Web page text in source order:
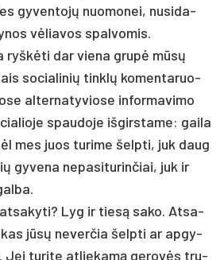
gy­ven­tojų nuo­mo­nei, nu­si­da­
vėlia­vos spal­vo­mis.
ryškė­ti dar vie­na grupė mūsų
so­cia­li­nių tinklų ko­men­ta­ruo­
al­ter­na­ty­vio­se in­for­ma­vi­mo
spau­do­je iš­girs­ta­me: gai­la
mes juos tu­ri­me šelp­ti, juk daug
gy­ve­na ne­pa­si­tu­rin­čiai, juk ir
Lyg ir tiesą sa­ko. At­sa­
jūsų ne­ver­čia šelp­ti ar ap­gy­
Jei tu­ri­te at­lie­kamą ge­rovės tru­